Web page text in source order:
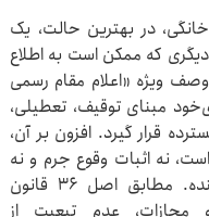
در بهترین حالت، یک
که ممکن است به اطلاع
ویژه «اعلام مقام رسمی
مبنای توقیف، تعطیلی،
قرار گیرد. افزون بر آن،
است، نه اثبات وقوع جرم و نه
مجوز صدور دستورات شدید محدودکننده. مطابق اصل ۳۶ قانون
عدم تبعیت از